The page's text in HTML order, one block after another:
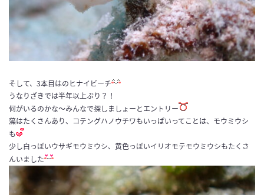
そして、3本目はのヒナイビーチ
うなりざきでは半年以上ぶり？！
何がいるのかな〜みんなで探しましょーとエントリー
藻はたくさんあり、コテングハノウチワもいっぱいってことは、モウミウシ
も
少し白っぽいウサギモウミウシ、黄色っぽいイリオモテモウミウシもたくさ
んいました